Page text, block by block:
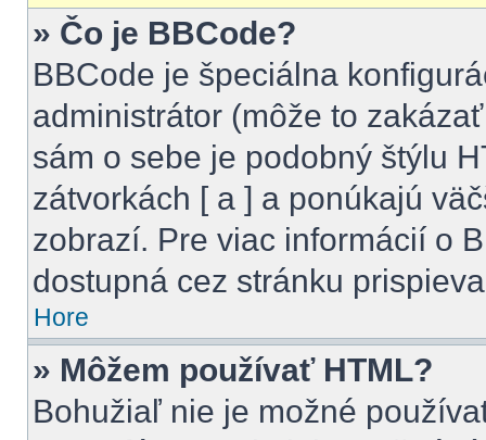
» Čo je BBCode?
BBCode je špeciálna
administrátor (môže to
sám o sebe je podobný štýlu
zátvorkách [ a ] a ponúkajú
zobrazí. Pre viac informácií o
dostupná cez stránku
Hore
» Môžem používať HTML?
Bohužiaľ nie je možné